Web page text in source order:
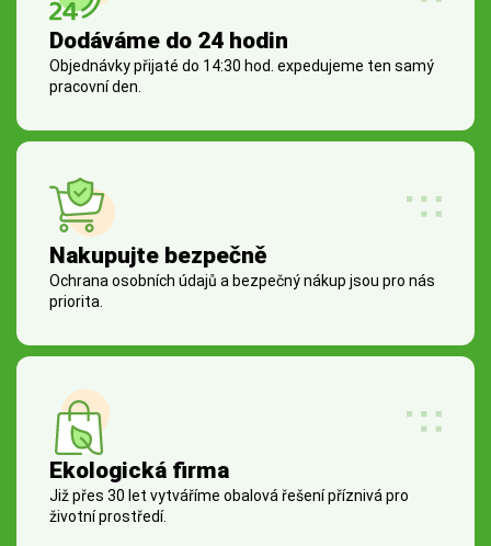
Dodáváme do 24 hodin
Objednávky přijaté do 14:30 hod. expedujeme ten samý
pracovní den.
Nakupujte bezpečně
Ochrana osobních údajů a bezpečný nákup jsou pro nás
priorita.
Ekologická firma
Již přes 30 let vytváříme obalová řešení příznivá pro
životní prostředí.